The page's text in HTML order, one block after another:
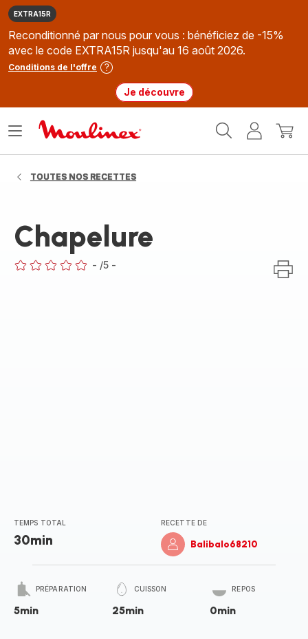
EXTRA15R
Reconditionné par nous pour vous : bénéficiez de -15%
avec le code EXTRA15R jusqu'au 16 août 2026.
Conditions de l'offre
Je découvre
MonMon
Ouvrir
TOUTES NOS RECETTES
Chapelure
- /5 -
TEMPS TOTAL
30min
RECETTE DE
Balibalo68210
PRÉPARATION
5min
CUISSON
25min
REPOS
0min